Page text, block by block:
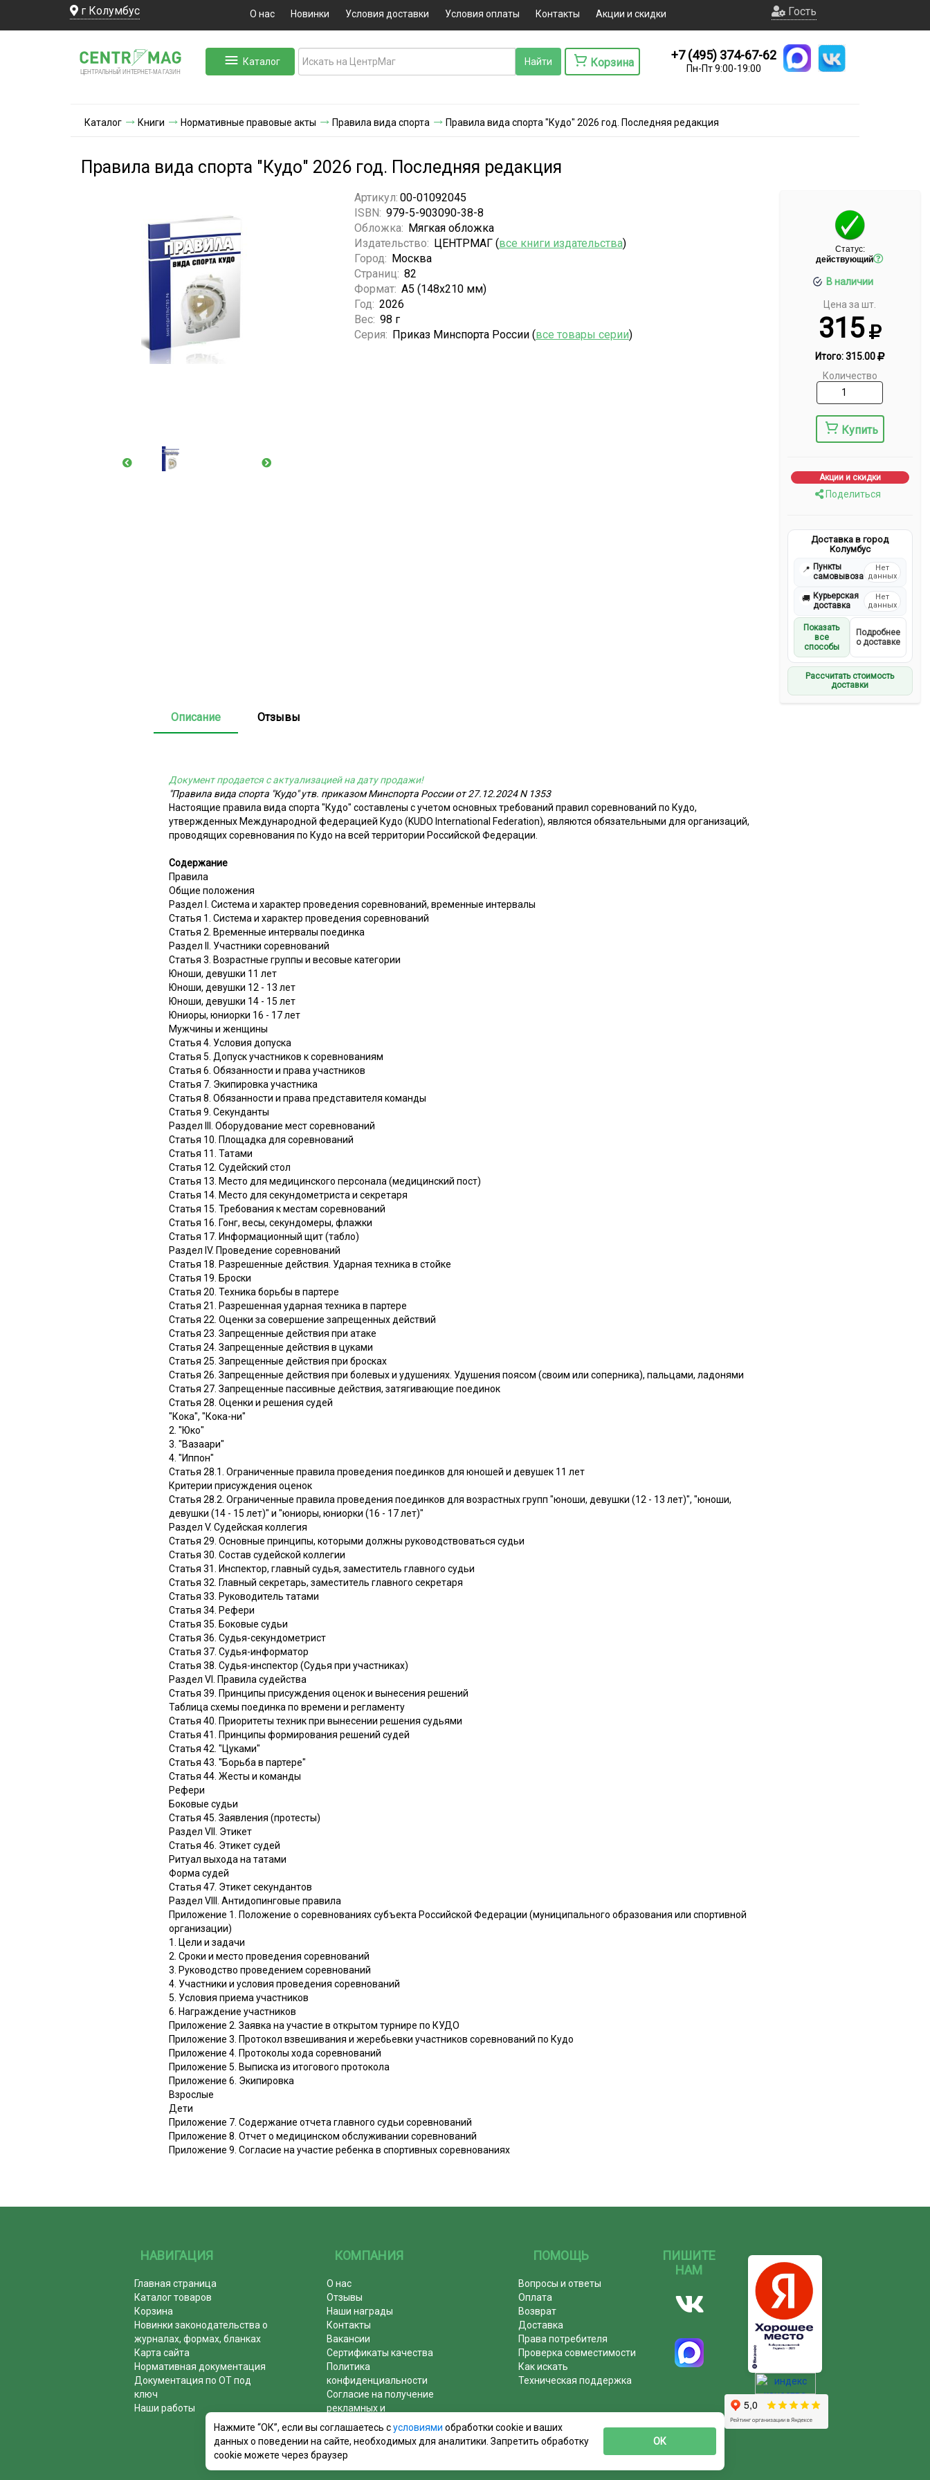
г Колумбус О нас Новинки Условия доставки Условия оплаты Контакты Акции и скидки Гость
ЦЕНТРАЛЬНЫЙ ИНТЕРНЕТ-МА ГАЗИН
Каталог Корзина
+7 (495) 374-67-62
Пн-Пт 9:00-19:00
Каталог Книги Нормативные правовые акты Правила вида спорта Правила вида спорта "Кудо" 2026 год. Последняя редакция
Правила вида спорта "Кудо" 2026 год. Последняя редакция
Статус:
действующий
В наличии
Цена за шт.
315
Итого:315.00
Количество
Купить
Акции и скидки
Поделиться
Доставка в город
Колумбус
📍 Пункты
самовывоза
Нет
данных
🚚 Курьерская
доставка
Нет
данных
Показать
все
способы
Подробнее
о доставке
Рассчитать стоимость
доставки
Артикул: 00-01092045
ISBN: 979-5-903090-38-8
Обложка: Мягкая обложка
Издательство: ЦЕНТРМАГ (все книги издательства)
Город: Москва
Страниц: 82
Формат: А5 (148x210 мм)
Год: 2026
Вес: 98 г
Серия: Приказ Минспорта России (все товары серии)
Описание Отзывы
Документ продается с актуализацией на дату продажи!
"Правила вида спорта "Кудо" утв. приказом Минспорта России от 27.12.2024 N 1353
Настоящие правила вида спорта "Кудо" составлены с учетом основных требований правил соревнований по Кудо,
утвержденных Международной федерацией Кудо (KUDO International Federation), являются обязательными для организаций,
проводящих соревнования по Кудо на всей территории Российской Федерации.
Содержание
Правила
Общие положения
Раздел I. Система и характер проведения соревнований, временные интервалы
Статья 1. Система и характер проведения соревнований
Статья 2. Временные интервалы поединка
Раздел II. Участники соревнований
Статья 3. Возрастные группы и весовые категории
Юноши, девушки 11 лет
Юноши, девушки 12 - 13 лет
Юноши, девушки 14 - 15 лет
Юниоры, юниорки 16 - 17 лет
Мужчины и женщины
Статья 4. Условия допуска
Статья 5. Допуск участников к соревнованиям
Статья 6. Обязанности и права участников
Статья 7. Экипировка участника
Статья 8. Обязанности и права представителя команды
Статья 9. Секунданты
Раздел III. Оборудование мест соревнований
Статья 10. Площадка для соревнований
Статья 11. Татами
Статья 12. Судейский стол
Статья 13. Место для медицинского персонала (медицинский пост)
Статья 14. Место для секундометриста и секретаря
Статья 15. Требования к местам соревнований
Статья 16. Гонг, весы, секундомеры, флажки
Статья 17. Информационный щит (табло)
Раздел IV. Проведение соревнований
Статья 18. Разрешенные действия. Ударная техника в стойке
Статья 19. Броски
Статья 20. Техника борьбы в партере
Статья 21. Разрешенная ударная техника в партере
Статья 22. Оценки за совершение запрещенных действий
Статья 23. Запрещенные действия при атаке
Статья 24. Запрещенные действия в цуками
Статья 25. Запрещенные действия при бросках
Статья 26. Запрещенные действия при болевых и удушениях. Удушения поясом (своим или соперника), пальцами, ладонями
Статья 27. Запрещенные пассивные действия, затягивающие поединок
Статья 28. Оценки и решения судей
"Кока", "Кока-ни"
2. "Юко"
3. "Вазаари"
4. "Иппон"
Статья 28.1. Ограниченные правила проведения поединков для юношей и девушек 11 лет
Критерии присуждения оценок
Статья 28.2. Ограниченные правила проведения поединков для возрастных групп "юноши, девушки (12 - 13 лет)", "юноши,
девушки (14 - 15 лет)" и "юниоры, юниорки (16 - 17 лет)"
Раздел V. Судейская коллегия
Статья 29. Основные принципы, которыми должны руководствоваться судьи
Статья 30. Состав судейской коллегии
Статья 31. Инспектор, главный судья, заместитель главного судьи
Статья 32. Главный секретарь, заместитель главного секретаря
Статья 33. Руководитель татами
Статья 34. Рефери
Статья 35. Боковые судьи
Статья 36. Судья-секундометрист
Статья 37. Судья-информатор
Статья 38. Судья-инспектор (Судья при участниках)
Раздел VI. Правила судейства
Статья 39. Принципы присуждения оценок и вынесения решений
Таблица схемы поединка по времени и регламенту
Статья 40. Приоритеты техник при вынесении решения судьями
Статья 41. Принципы формирования решений судей
Статья 42. "Цуками"
Статья 43. "Борьба в партере"
Статья 44. Жесты и команды
Рефери
Боковые судьи
Статья 45. Заявления (протесты)
Раздел VII. Этикет
Статья 46. Этикет судей
Ритуал выхода на татами
Форма судей
Статья 47. Этикет секундантов
Раздел VIII. Антидопинговые правила
Приложение 1. Положение о соревнованиях субъекта Российской Федерации (муниципального образования или спортивной
организации)
1. Цели и задачи
2. Сроки и место проведения соревнований
3. Руководство проведением соревнований
4. Участники и условия проведения соревнований
5. Условия приема участников
6. Награждение участников
Приложение 2. Заявка на участие в открытом турнире по КУДО
Приложение 3. Протокол взвешивания и жеребьевки участников соревнований по Кудо
Приложение 4. Протоколы хода соревнований
Приложение 5. Выписка из итогового протокола
Приложение 6. Экипировка
Взрослые
Дети
Приложение 7. Содержание отчета главного судьи соревнований
Приложение 8. Отчет о медицинском обслуживании соревнований
Приложение 9. Согласие на участие ребенка в спортивных соревнованиях
НАВИГАЦИЯ
Главная страница
Каталог товаров
Корзина
Новинки законодательства о
журналах, формах, бланках
Карта сайта
Нормативная документация
Документация по ОТ под
ключ
Наши работы
КОМПАНИЯ
О нас
Отзывы
Наши награды
Контакты
Вакансии
Сертификаты качества
Политика
конфиденциальности
Согласие на получение
рекламных и
информационных рассылок
Почему журналы покупают у
ПОМОЩЬ
Вопросы и ответы
Оплата
Возврат
Доставка
Права потребителя
Проверка совместимости
Как искать
Техническая поддержка
ПИШИТЕ
НАМ
Нажмите “ОК”, если вы соглашаетесь сусловиями обработки cookie и ваших
данных о поведении на сайте, необходимых для аналитики. Запретить обработку
cookie можете через браузер
ОК